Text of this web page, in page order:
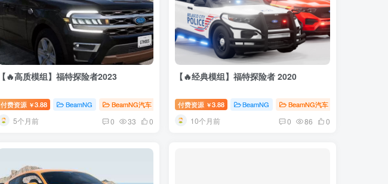
【🔥高质模组】福特探险者2023
付费资源 ￥3.88 BeamNG BeamNG汽车
5个月前 0 33 0
【🔥经典模组】福特探险者 2020
付费资源 ￥3.88 BeamNG BeamNG汽车
10个月前 0 86 0